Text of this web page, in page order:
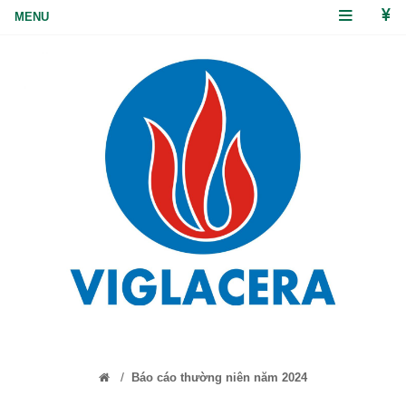
/ Báo cáo thường niên năm 2024